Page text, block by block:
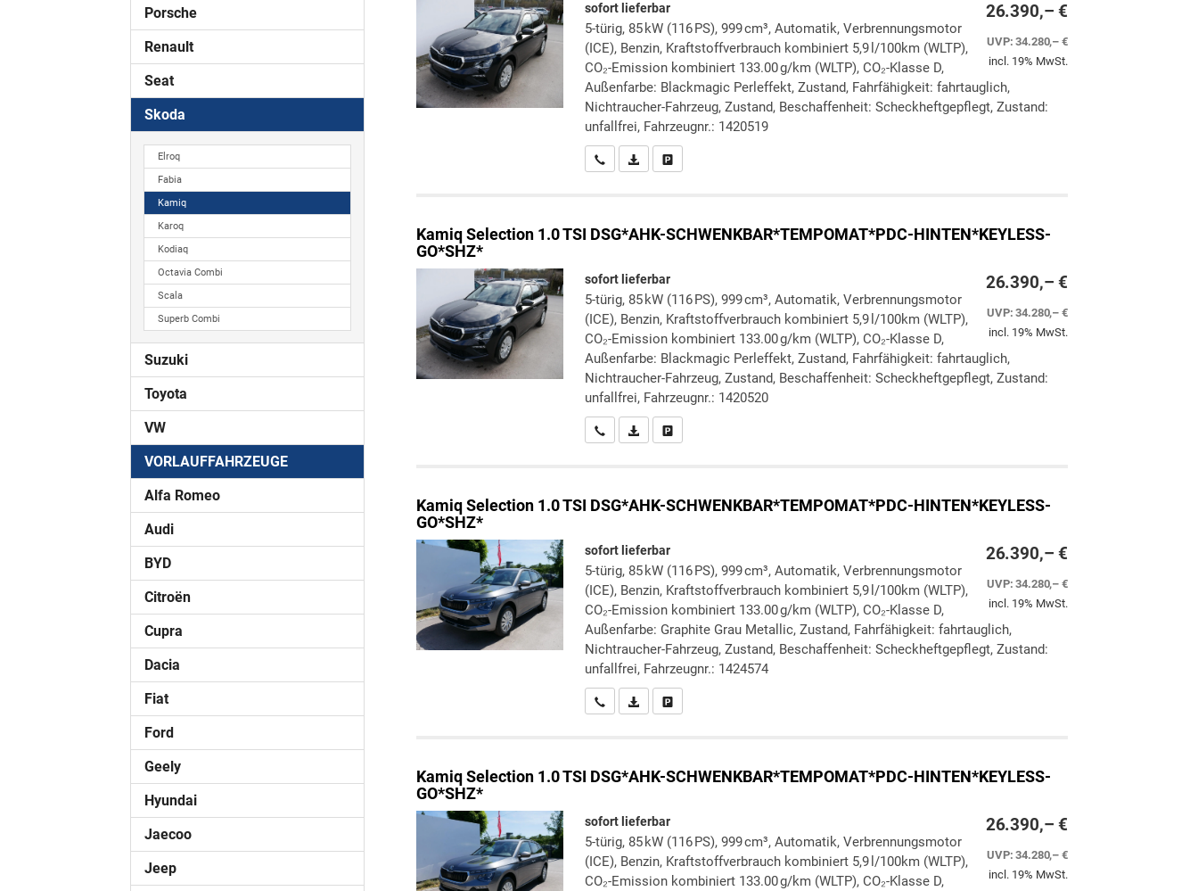
26.390,– €
UVP:34.280,– €
incl. 19% MwSt.
sofort lieferbar
5-türig, 85 kW (116 PS), 999 cm³, Automatik, Verbrennungsmotor
(ICE), Benzin, Kraftstoffverbrauch kombiniert 5,9 l/100km (WLTP),
CO₂-Emission kombiniert 133.00 g/km (WLTP), CO₂-Klasse D,
Außenfarbe: Blackmagic Perleffekt, Zustand, Fahrfähigkeit: fahrtauglich,
Nichtraucher-Fahrzeug, Zustand, Beschaffenheit: Scheckheftgepflegt, Zustand:
unfallfrei, Fahrzeugnr.: 1420519
Wir rufen Sie an
PDF-Datei, Fahrzeugexposé drucken
Drucken, parken oder vergleichen
KamiqSelection 1.0 TSI DSG*AHK-SCHWENKBAR*TEMPOMAT*PDC-HINTEN*KEYLESS-
GO*SHZ*
26.390,– €
UVP:34.280,– €
incl. 19% MwSt.
sofort lieferbar
5-türig, 85 kW (116 PS), 999 cm³, Automatik, Verbrennungsmotor
(ICE), Benzin, Kraftstoffverbrauch kombiniert 5,9 l/100km (WLTP),
CO₂-Emission kombiniert 133.00 g/km (WLTP), CO₂-Klasse D,
Außenfarbe: Blackmagic Perleffekt, Zustand, Fahrfähigkeit: fahrtauglich,
Nichtraucher-Fahrzeug, Zustand, Beschaffenheit: Scheckheftgepflegt, Zustand:
unfallfrei, Fahrzeugnr.: 1420520
Wir rufen Sie an
PDF-Datei, Fahrzeugexposé drucken
Drucken, parken oder vergleichen
KamiqSelection 1.0 TSI DSG*AHK-SCHWENKBAR*TEMPOMAT*PDC-HINTEN*KEYLESS-
GO*SHZ*
26.390,– €
UVP:34.280,– €
incl. 19% MwSt.
sofort lieferbar
5-türig, 85 kW (116 PS), 999 cm³, Automatik, Verbrennungsmotor
(ICE), Benzin, Kraftstoffverbrauch kombiniert 5,9 l/100km (WLTP),
CO₂-Emission kombiniert 133.00 g/km (WLTP), CO₂-Klasse D,
Außenfarbe: Graphite Grau Metallic, Zustand, Fahrfähigkeit: fahrtauglich,
Nichtraucher-Fahrzeug, Zustand, Beschaffenheit: Scheckheftgepflegt, Zustand:
unfallfrei, Fahrzeugnr.: 1424574
Wir rufen Sie an
PDF-Datei, Fahrzeugexposé drucken
Drucken, parken oder vergleichen
KamiqSelection 1.0 TSI DSG*AHK-SCHWENKBAR*TEMPOMAT*PDC-HINTEN*KEYLESS-
GO*SHZ*
26.390,– €
UVP:34.280,– €
incl. 19% MwSt.
sofort lieferbar
5-türig, 85 kW (116 PS), 999 cm³, Automatik, Verbrennungsmotor
(ICE), Benzin, Kraftstoffverbrauch kombiniert 5,9 l/100km (WLTP),
CO₂-Emission kombiniert 133.00 g/km (WLTP), CO₂-Klasse D,
Porsche
Renault
Seat
Skoda
Elroq
Fabia
Kamiq
Karoq
Kodiaq
Octavia Combi
Scala
Superb Combi
Suzuki
Toyota
VW
VORLAUFFAHRZEUGE
Alfa Romeo
Audi
BYD
Citroën
Cupra
Dacia
Fiat
Ford
Geely
Hyundai
Jaecoo
Jeep